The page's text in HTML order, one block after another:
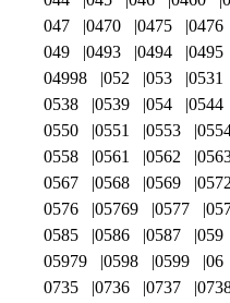
047
0470 0475 0476
049
0493 0494 0495
04998
052 053 0531
0538
0539 054 0544
0550
0551 0553
0558
0561 0562
0567
0568 0569 0572
0576
05769 0577
0585
0586 0587 059
05979
0598 0599 06
0735
0736 0737